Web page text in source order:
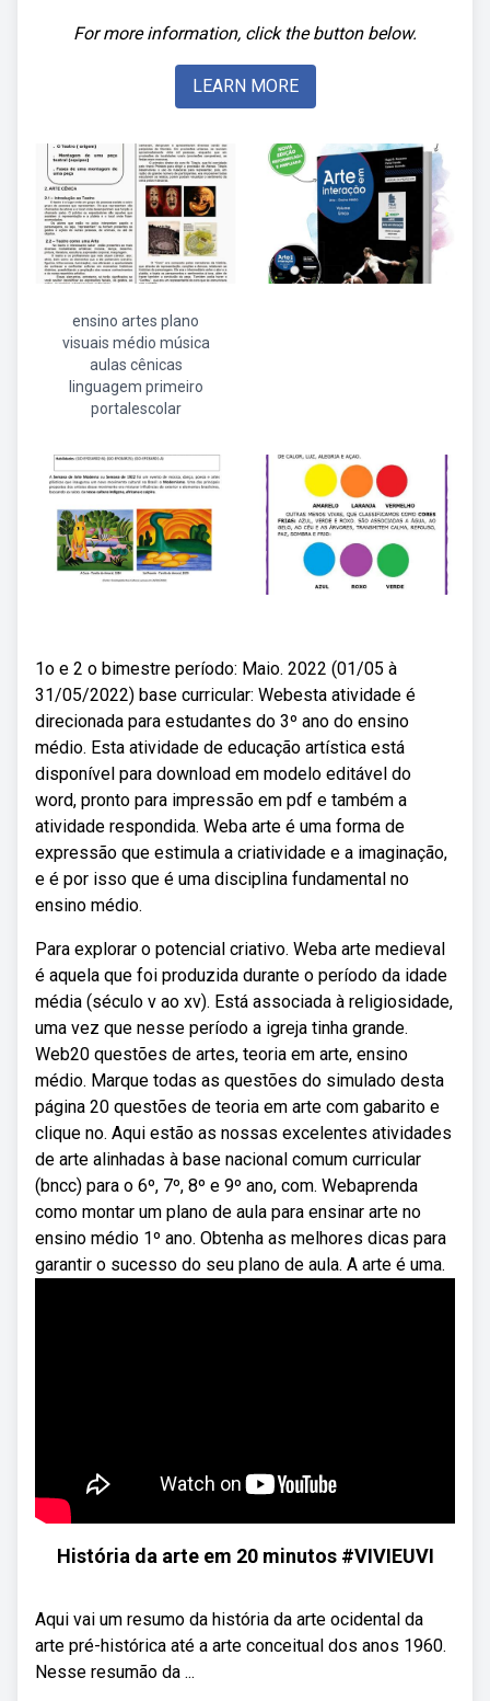
For more information, click the button below.
LEARN MORE
ensino artes plano
visuais médio música
aulas cênicas
linguagem primeiro
portalescolar
1o e 2 o bimestre período: Maio. 2022 (01/05 à
31/05/2022) base curricular: Webesta atividade é
direcionada para estudantes do 3º ano do ensino
médio. Esta atividade de educação artística está
disponível para download em modelo editável do
word, pronto para impressão em pdf e também a
atividade respondida. Weba arte é uma forma de
expressão que estimula a criatividade e a imaginação,
e é por isso que é uma disciplina fundamental no
ensino médio.
Para explorar o potencial criativo. Weba arte medieval
é aquela que foi produzida durante o período da idade
média (século v ao xv). Está associada à religiosidade,
uma vez que nesse período a igreja tinha grande.
Web20 questões de artes, teoria em arte, ensino
médio. Marque todas as questões do simulado desta
página 20 questões de teoria em arte com gabarito e
clique no. Aqui estão as nossas excelentes atividades
de arte alinhadas à base nacional comum curricular
(bncc) para o 6º, 7º, 8º e 9º ano, com. Webaprenda
como montar um plano de aula para ensinar arte no
ensino médio 1º ano. Obtenha as melhores dicas para
garantir o sucesso do seu plano de aula. A arte é uma.
História da arte em 20 minutos #VIVIEUVI
Aqui vai um resumo da história da arte ocidental da
arte pré-histórica até a arte conceitual dos anos 1960.
Nesse resumão da ...